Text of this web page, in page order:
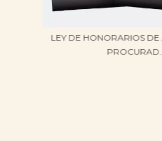
LEY DE HONORARIOS
PROCURAD...